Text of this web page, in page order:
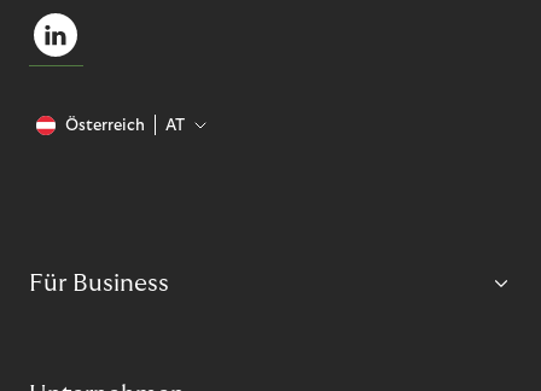
Österreich AT
Für Business